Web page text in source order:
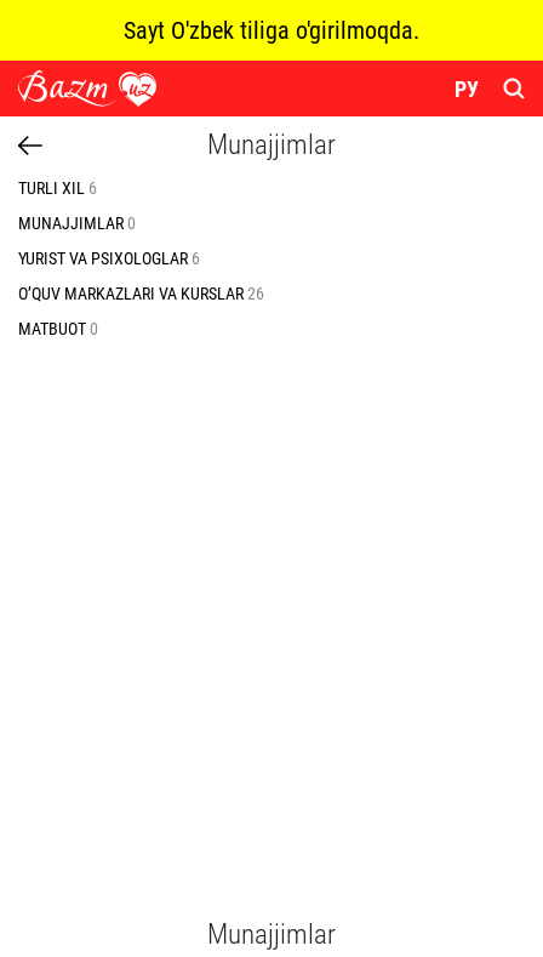
Sayt O'zbek tiliga o'girilmoqda.
РУ
Munajjimlar
TURLI XIL 6
MUNAJJIMLAR0
YURIST VA PSIXOLOGLAR 6
O’QUV MARKAZLARI VA KURSLAR26
MATBUOT0
Munajjimlar